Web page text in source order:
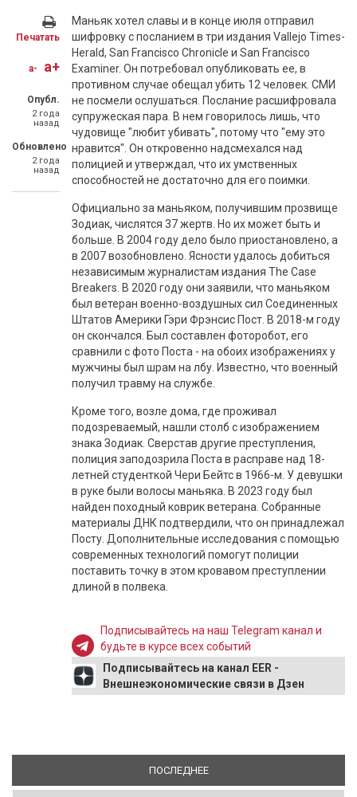
Печатать
a- a+
Опубл.
2 года
назад
Обновлено
2 года
назад
Маньяк хотел славы и в конце июля отправил
шифровку с посланием в три издания Vallejo Times-
Herald, San Francisco Chronicle и San Francisco
Examiner. Он потребовал опубликовать ее, в
противном случае обещал убить 12 человек. СМИ
не посмели ослушаться. Послание расшифровала
супружеская пара. В нем говорилось лишь, что
чудовище "любит убивать", потому что "ему это
нравится". Он откровенно надсмехался над
полицией и утверждал, что их умственных
способностей не достаточно для его поимки.
Официально за маньяком, получившим прозвище
Зодиак, числятся 37 жертв. Но их может быть и
больше. В 2004 году дело было приостановлено, а
в 2007 возобновлено. Ясности удалось добиться
независимым журналистам издания The Case
Breakers. В 2020 году они заявили, что маньяком
был ветеран военно-воздушных сил Соединенных
Штатов Америки Гэри Фрэнсис Пост. В 2018-м году
он скончался. Был составлен фоторобот, его
сравнили с фото Поста - на обоих изображениях у
мужчины был шрам на лбу. Известно, что военный
получил травму на службе.
Кроме того, возле дома, где проживал
подозреваемый, нашли столб с изображением
знака Зодиак. Сверстав другие преступления,
полиция заподозрила Поста в расправе над 18-
летней студенткой Чери Бейтс в 1966-м. У девушки
в руке были волосы маньяка. В 2023 году был
найден походный коврик ветерана. Собранные
материалы ДНК подтвердили, что он принадлежал
Посту. Дополнительные исследования с помощью
современных технологий помогут полиции
поставить точку в этом кровавом преступлении
длиной в полвека.
Подписывайтесь на наш Telegram канал и
будьте в курсе всех событий
Подписывайтесь на канал EER -
Внешнеэкономические связи в Дзен
ПОСЛЕДНЕЕ(АКТИВНАЯ ВКЛАДКА)